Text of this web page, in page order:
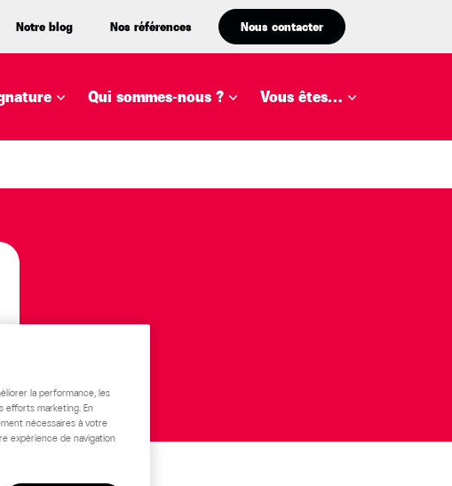
Notre blog Nos références Nous contacter
Qui sommes-nous ? Vous êtes…
la performance, les
efforts marketing. En
nécessaires à votre
expérience de navigation